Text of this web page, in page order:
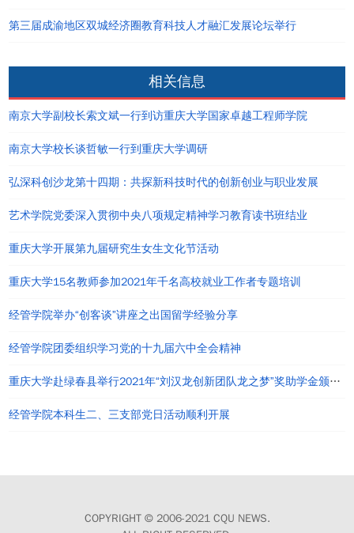
第三届成渝地区双城经济圈教育科技人才融汇发展论坛举行
相关信息
南京大学副校长索文斌一行到访重庆大学国家卓越工程师学院
南京大学校长谈哲敏一行到重庆大学调研
弘深科创沙龙第十四期：共探新科技时代的创新创业与职业发展
艺术学院党委深入贯彻中央八项规定精神学习教育读书班结业
重庆大学开展第九届研究生女生文化节活动
重庆大学15名教师参加2021年千名高校就业工作者专题培训
经管学院举办“创客谈”讲座之出国留学经验分享
经管学院团委组织学习党的十九届六中全会精神
重庆大学赴绿春县举行2021年“刘汉龙创新团队龙之梦”奖助学金颁发仪式
经管学院本科生二、三支部党日活动顺利开展
COPYRIGHT © 2006-2021 CQU NEWS.